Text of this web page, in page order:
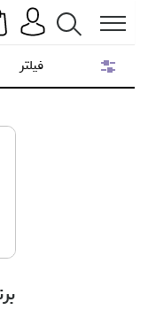
Search
فیلتر